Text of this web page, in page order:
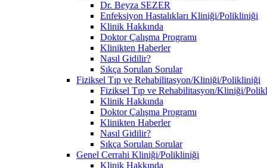
Dr. Beyza SEZER
Enfeksiyon Hastalıkları Kliniği/Polikliniği
Klinik Hakkında
Doktor Çalışma Programı
Klinikten Haberler
Nasıl Gidilir?
Sıkça Sorulan Sorular
Fiziksel Tıp ve Rehabilitasyon/Kliniği/Polikliniği
Fiziksel Tıp ve Rehabilitasyon/Kliniği/
Klinik Hakkında
Doktor Çalışma Programı
Klinikten Haberler
Nasıl Gidilir?
Sıkça Sorulan Sorular
Genel Cerrahi Kliniği/Polikliniği
Klinik Hakkında